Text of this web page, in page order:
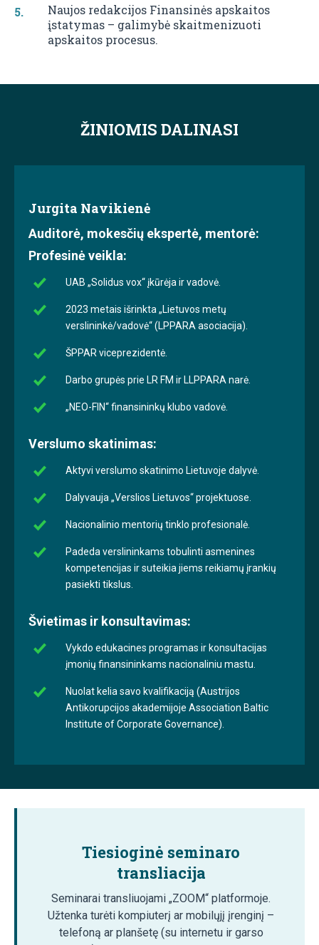
Naujos redakcijos Finansinės apskaitos
įstatymas – galimybė skaitmenizuoti
apskaitos procesus.
ŽINIOMIS DALINASI
Jurgita Navikienė
Auditorė, mokesčių ekspertė, mentorė:
Profesinė veikla:
UAB „Solidus vox“ įkūrėja ir vadovė.
2023 metais išrinkta „Lietuvos metų
verslininkė/vadovė“ (LPPARA asociacija).
ŠPPAR viceprezidentė.
Darbo grupės prie LR FM ir LLPPARA narė.
„NEO-FIN“ finansininkų klubo vadovė.
Verslumo skatinimas:
Aktyvi verslumo skatinimo Lietuvoje dalyvė.
Dalyvauja „Verslios Lietuvos“ projektuose.
Nacionalinio mentorių tinklo profesionalė.
Padeda verslininkams tobulinti asmenines
kompetencijas ir suteikia jiems reikiamų įrankių
pasiekti tikslus.
Švietimas ir konsultavimas:
Vykdo edukacines programas ir konsultacijas
įmonių finansininkams nacionaliniu mastu.
Nuolat kelia savo kvalifikaciją (Austrijos
Antikorupcijos akademijoje Association Baltic
Institute of Corporate Governance).
Tiesioginė seminaro
transliacija
Seminarai transliuojami „ZOOM“ platformoje.
Užtenka turėti kompiuterį ar mobilųjį įrenginį –
telefoną ar planšetę (su internetu ir garso